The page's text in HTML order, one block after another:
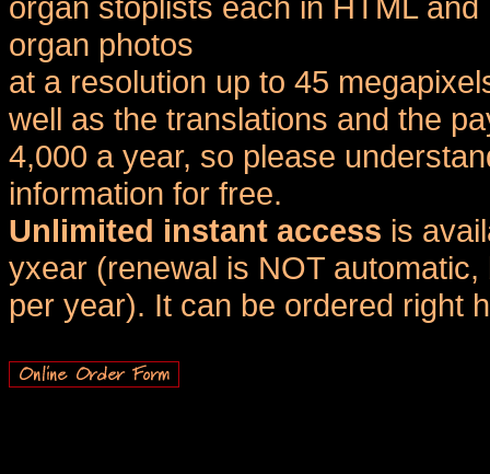
organ photos
at a resolution up to 45
well as the translations and the
4,000 a year, so please
information for free.
Unlimited instant access is
yxear (renewal is NOT
per year). It can be ordered right